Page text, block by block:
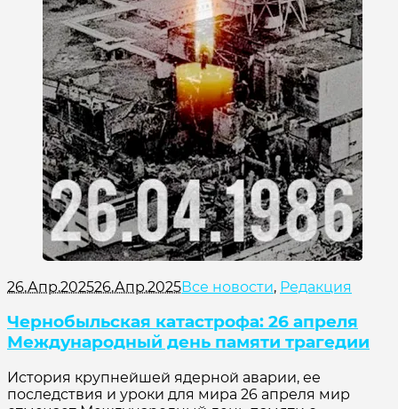
26.Апр.202526.Апр.2025Все новости, Редакция
Чернобыльская катастрофа: 26 апреля
Международный день памяти трагедии
История крупнейшей ядерной аварии, ее
последствия и уроки для мира 26 апреля мир